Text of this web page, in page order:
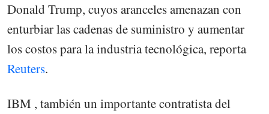
Donald Trump, cuyos aranceles amenazan con
enturbiar las cadenas de suministro y aumentar
los costos para la industria tecnológica, reporta
Reuters.
IBM , también un importante contratista del